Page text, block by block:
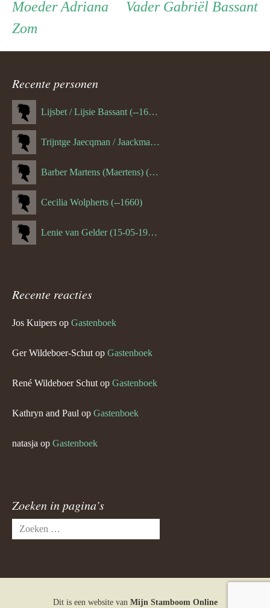
Persoon
ouder
navigatie
Vader Vader
Gabriël Bassant
Moeder Moeder
Adriana
Zom
Recente personen
Lijsbet / Lijsie Bassant (--1687)
Trijntge Jaecqman / Jaackman (--1651)
Barber Martens (Maertens) (--1658)
Cecilia Wolpherts (--1660)
Lenie van Gelder (15-05-1970)
Recente reacties
Jos Kuipers op Gastenboek
Ger Wildeboer-Schut op Gastenboek
René Wildeboer Schut op Gastenboek
Kathryn and Paul op Gastenboek
natasja op Gastenboek
Zoeken in pagina’s
Zoeken
naar:
Dit is een website van Mijn Stamboom Online